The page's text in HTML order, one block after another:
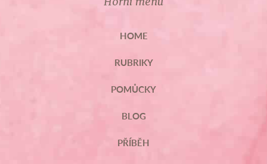
HOME
RUBRIKY
POMŮCKY
BLOG
PŘÍBĚH